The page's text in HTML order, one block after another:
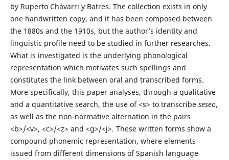
by Ruperto Chávarri y Batres. The collection exists in only
one handwritten copy, and it has been composed between
the 1880s and the 1910s, but the author’s identity and
linguistic profile need to be studied in further researches.
What is investigated is the underlying phonological
representation which motivates such spellings and
constitutes the link between oral and transcribed forms.
More specifically, this paper analyses, through a qualitative
and a quantitative search, the use of <s> to transcribe seseo,
as well as the non-normative alternation in the pairs
<b>/<v>, <c>/<z> and <g>/<j>. These written forms show a
compound phonemic representation, where elements
issued from different dimensions of Spanish language